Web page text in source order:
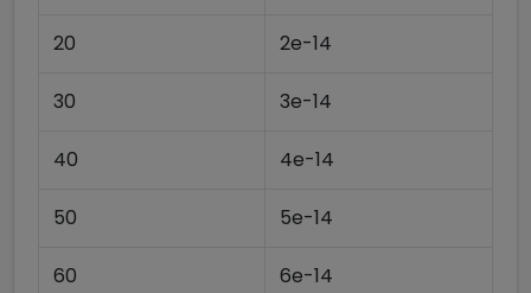
20 2e-14
30 3e-14
40 4e-14
50 5e-14
60 6e-14